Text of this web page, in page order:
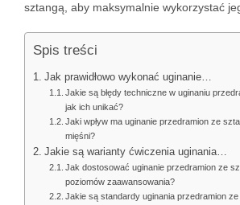
sztangą, aby maksymalnie wykorzystać
Spis treści
Jak prawidłowo wykonać uginanie…
Jakie są błędy techniczne w uginaniu
jak ich unikać?
Jaki wpływ ma uginanie przedramion ze
mięśni?
Jakie są warianty ćwiczenia uginania…
Jak dostosować uginanie przedramion ze
poziomów zaawansowania?
Jakie są standardy uginania przedramion